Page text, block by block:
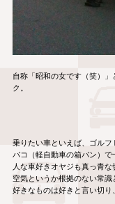
自称「昭和の女です（笑）
ク。
乗りたい車といえば、ゴル
パコ（軽自動車の箱バン）
人な車好きオヤジも真っ青
空気というか根拠のない常
好きなものは好きと言い切り